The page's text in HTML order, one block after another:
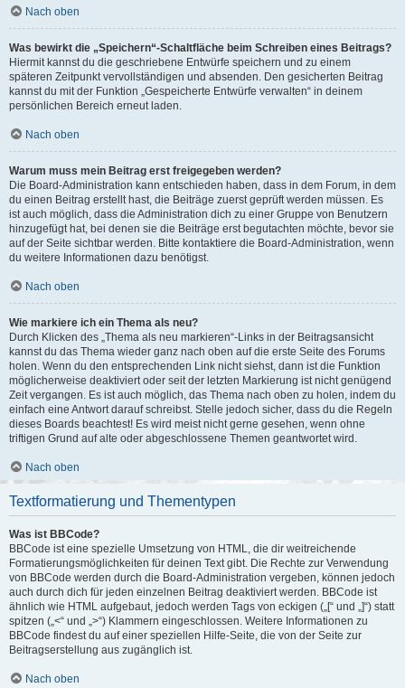
Nach oben
Was bewirkt die „Speichern“-Schaltfläche beim Schreiben eines Beitrags?
Hiermit kannst du die geschriebene Entwürfe speichern und zu einem
späteren Zeitpunkt vervollständigen und absenden. Den gesicherten Beitrag
kannst du mit der Funktion „Gespeicherte Entwürfe verwalten“ in deinem
persönlichen Bereich erneut laden.
Nach oben
Warum muss mein Beitrag erst freigegeben werden?
Die Board-Administration kann entschieden haben, dass in dem Forum, in dem
du einen Beitrag erstellt hast, die Beiträge zuerst geprüft werden müssen. Es
ist auch möglich, dass die Administration dich zu einer Gruppe von Benutzern
hinzugefügt hat, bei denen sie die Beiträge erst begutachten möchte, bevor sie
auf der Seite sichtbar werden. Bitte kontaktiere die Board-Administration, wenn
du weitere Informationen dazu benötigst.
Nach oben
Wie markiere ich ein Thema als neu?
Durch Klicken des „Thema als neu markieren“-Links in der Beitragsansicht
kannst du das Thema wieder ganz nach oben auf die erste Seite des Forums
holen. Wenn du den entsprechenden Link nicht siehst, dann ist die Funktion
möglicherweise deaktiviert oder seit der letzten Markierung ist nicht genügend
Zeit vergangen. Es ist auch möglich, das Thema nach oben zu holen, indem du
einfach eine Antwort darauf schreibst. Stelle jedoch sicher, dass du die Regeln
dieses Boards beachtest! Es wird meist nicht gerne gesehen, wenn ohne
triftigen Grund auf alte oder abgeschlossene Themen geantwortet wird.
Nach oben
Textformatierung und Thementypen
Was ist BBCode?
BBCode ist eine spezielle Umsetzung von HTML, die dir weitreichende
Formatierungsmöglichkeiten für deinen Text gibt. Die Rechte zur Verwendung
von BBCode werden durch die Board-Administration vergeben, können jedoch
auch durch dich für jeden einzelnen Beitrag deaktiviert werden. BBCode ist
ähnlich wie HTML aufgebaut, jedoch werden Tags von eckigen („[“ und „]“) statt
spitzen („<“ und „>“) Klammern eingeschlossen. Weitere Informationen zu
BBCode findest du auf einer speziellen Hilfe-Seite, die von der Seite zur
Beitragserstellung aus zugänglich ist.
Nach oben